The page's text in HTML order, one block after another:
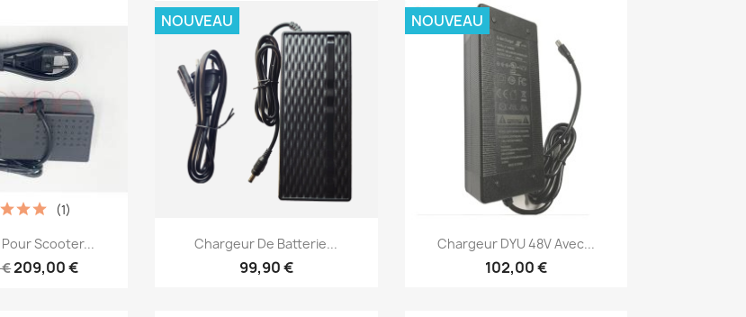
rapide
Scooter...
€209,00 €
(1)
Aperçu rapide
Chargeur De Batterie...
99,90 €
NOUVEAU
Aperçu rapide
Chargeur DYU 48V Avec...
102,00 €
NOUVEAU